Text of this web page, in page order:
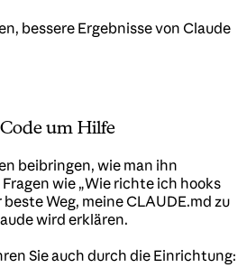
bessere Ergebnisse von Claude
um Hilfe
beibringen, wie man ihn
wie „Wie richte ich hooks
beste Weg, meine CLAUDE.md zu
wird erklären.
Sie auch durch die Einrichtung: